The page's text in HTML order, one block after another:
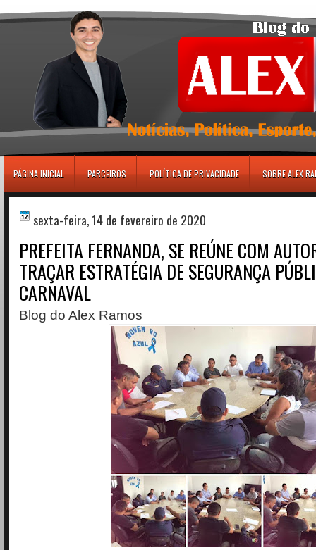
PÁGINA INICIAL PARCEIROS POLÍTICA DE PRIVACIDADE SOBRE ALEX
sexta-feira, 14 de fevereiro de 2020
PREFEITA FERNANDA, SE REÚNE COM
TRAÇAR ESTRATÉGIA DE SEGURANÇA
CARNAVAL
Blog do Alex Ramos